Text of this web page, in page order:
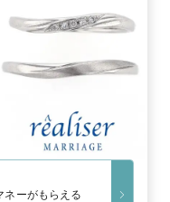
ーがもらえる